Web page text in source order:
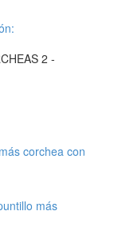
2 -
corchea con
más